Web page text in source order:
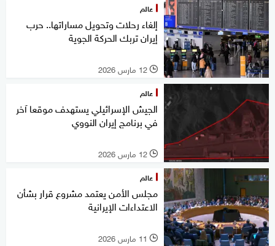
عالم
إلغاء رحلات وتحويل مساراتها.. حرب
إيران تربك الحركة الجوية
l 12 مارس 2026
عالم
الجيش الإسرائيلي يستهدف موقعا آخر
في برنامج إيران النووي
l 12 مارس 2026
عالم
مجلس الأمن يعتمد مشروع قرار بشأن
الاعتداءات الإيرانية
l 11 مارس 2026